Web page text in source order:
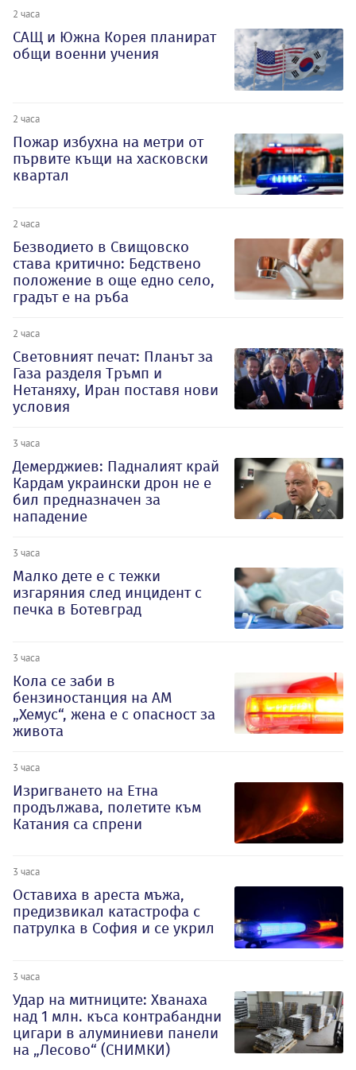
2 часа
САЩ и Южна Корея планират
общи военни учения
2 часа
Пожар избухна на метри от
първите къщи на хасковски
квартал
2 часа
Безводието в Свищовско
става критично: Бедствено
положение в още едно село,
градът е на ръба
2 часа
Световният печат: Планът за
Газа разделя Тръмп и
Нетаняху, Иран поставя нови
условия
3 часа
Демерджиев: Падналият край
Кардам украински дрон не е
бил предназначен за
нападение
3 часа
Малко дете е с тежки
изгаряния след инцидент с
печка в Ботевград
3 часа
Кола се заби в
бензиностанция на АМ
„Хемус“, жена е с опасност за
живота
3 часа
Изригването на Етна
продължава, полетите към
Катания са спрени
3 часа
Оставиха в ареста мъжа,
предизвикал катастрофа с
патрулка в София и се укрил
3 часа
Удар на митниците: Хванаха
над 1 млн. къса контрабандни
цигари в алуминиеви панели
на „Лесово“ (СНИМКИ)